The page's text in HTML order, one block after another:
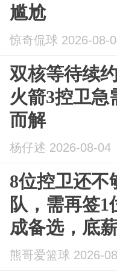
尴尬
惊奇侃球 2026-08-
双核等待续
火箭3控卫急
而解
杨仔述 2026-08-04
8位控卫还不
队，需再签1
成备选，底
熊哥爱篮球 2026-